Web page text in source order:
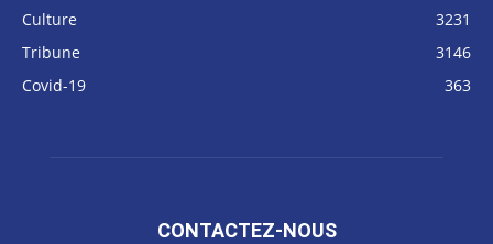
Culture
3231
Tribune
3146
Covid-19
363
CONTACTEZ-NOUS